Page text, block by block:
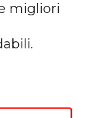
migliori